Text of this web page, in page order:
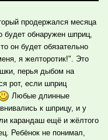
продержался месяца
будет обнаружен шприц,
он будет обязательно
я желторотик!". Это
перья дыбом на
рот, если шприц
Любые длинные
к шприцу, и у
карандаш ещё и жёлтого
Ребёнок не понимал,